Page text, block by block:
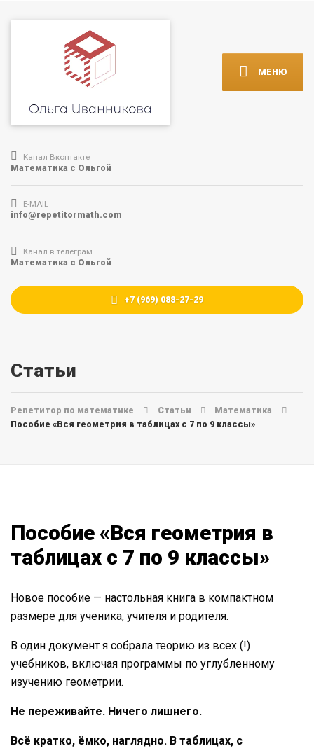
МЕНЮ
Канал Вконтакте
Математика с Ольгой
E-MAIL
info@repetitormath.com
Канал в телеграм
Математика с Ольгой
+7 (969) 088-27-29
Статьи
Репетитор по математике Статьи
Математика
Пособие «Вся геометрия в таблицах с 7 по 9 классы»
Пособие «Вся геометрия в
таблицах с 7 по 9 классы»
Новое пособие — настольная книга в компактном
размере для ученика, учителя и родителя.
В один документ я собрала теорию из всех (!)
учебников, включая программы по углубленному
изучению геометрии.
Не переживайте. Ничего лишнего.
Всё кратко, ёмко, наглядно. В таблицах, с